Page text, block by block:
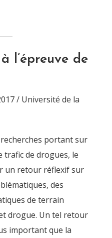
l’épreuve de
/ Université de la
portant sur
trafic de drogues, le
un retour réflexif sur
des
de terrain
drogue. Un tel retour
important que la